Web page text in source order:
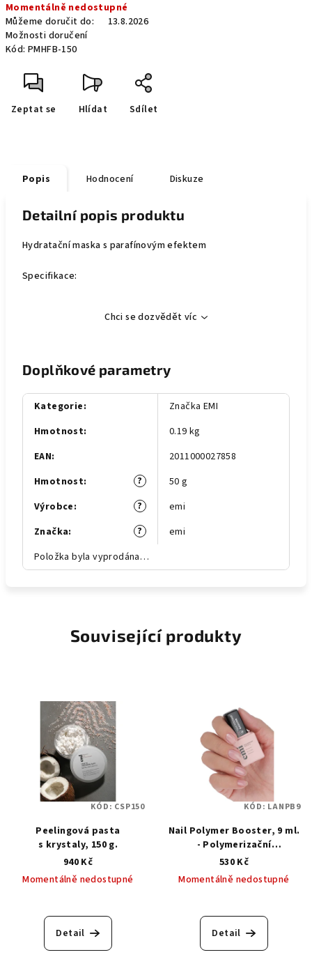
cena:
Momentálně nedostupné
Můžeme doručit do:
13.8.2026
Možnosti doručení
Kód: PMHFB-150
Zeptat se Hlídat Sdílet
Popis Hodnocení Diskuze
Detailní popis produktu
Hydratační maska s parafínovým efektem
Specifikace:
Chci se dozvědět víc
Doplňkové parametry
Kategorie:
Značka EMI
Hmotnost:
0.19 kg
EAN:
2011000027858
?
Hmotnost:
50 g
?
Výrobce:
emi
?
Značka:
emi
Položka byla vyprodána…
Související produkty
Peelingová pasta
s krystaly, 150 g.
940 Kč
Momentálně nedostupné
Detail
KÓD: CSP150
Nail Polymer Booster, 9 ml.
- Polymerizační
regenerační báze pro
rekonstrukci přírodního
nehtu
530 Kč
Momentálně nedostupné
hodnocení
produktu
Detail
KÓD: LANPB9